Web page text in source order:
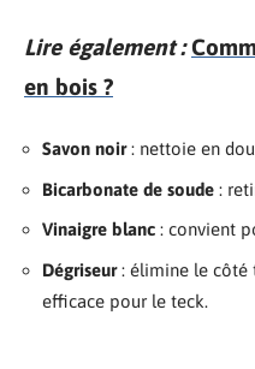
Lire également :
en bois ?
Savon noir: nettoie en
Bicarbonate de soude :
Vinaigre blanc : convient
Dégriseur: élimine le côté
efficace pour le teck.